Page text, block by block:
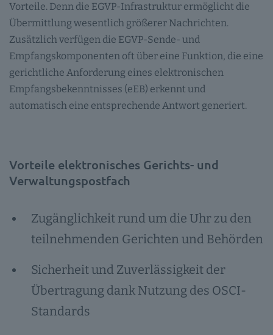
Vorteile. Denn die EGVP-Infrastruktur ermöglicht die
Übermittlung wesentlich größerer Nachrichten.
Zusätzlich verfügen die EGVP-Sende- und
Empfangskomponenten oft über eine Funktion, die eine
gerichtliche Anforderung eines elektronischen
Empfangsbekenntnisses (eEB) erkennt und
automatisch eine entsprechende Antwort generiert.
Vorteile elektronisches Gerichts- und
Verwaltungspostfach
Zugänglichkeit rund um die Uhr zu den
teilnehmenden Gerichten und Behörden
Sicherheit und Zuverlässigkeit der
Übertragung dank Nutzung des OSCI-
Standards